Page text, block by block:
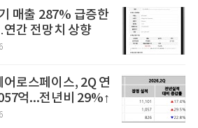
매출 287% 급증한
간 전망치 상향
로스페이스, 2Q 연
억...전년비 29%↑